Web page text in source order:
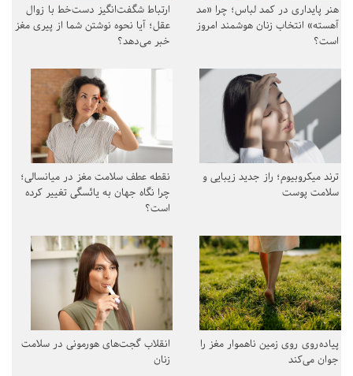
هنر پایداری در کمد لباس؛ چرا «مد
آهسته» انتخاب زنان هوشمند امروز
است؟
ارتباط شگفت‌انگیز دست‌خط با زوال
عقل؛ آیا نحوه نوشتن شما از پیری مغز
خبر می‌دهد؟
ترند میکروبیوم؛ راز جدید زیبایی و
سلامت پوست
نقطه عطف سلامت مغز در میانسالی؛
چرا نگاه جهان به یائسگی تغییر کرده
است؟
پیاده‌روی روی زمین ناهموار مغز را
جوان می‌کند
انقلاب گجت‌های هورمونی در سلامت
زنان